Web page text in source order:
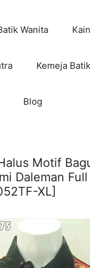
Wanita
Kemeja
Blog
Motif
Daleman
XL]